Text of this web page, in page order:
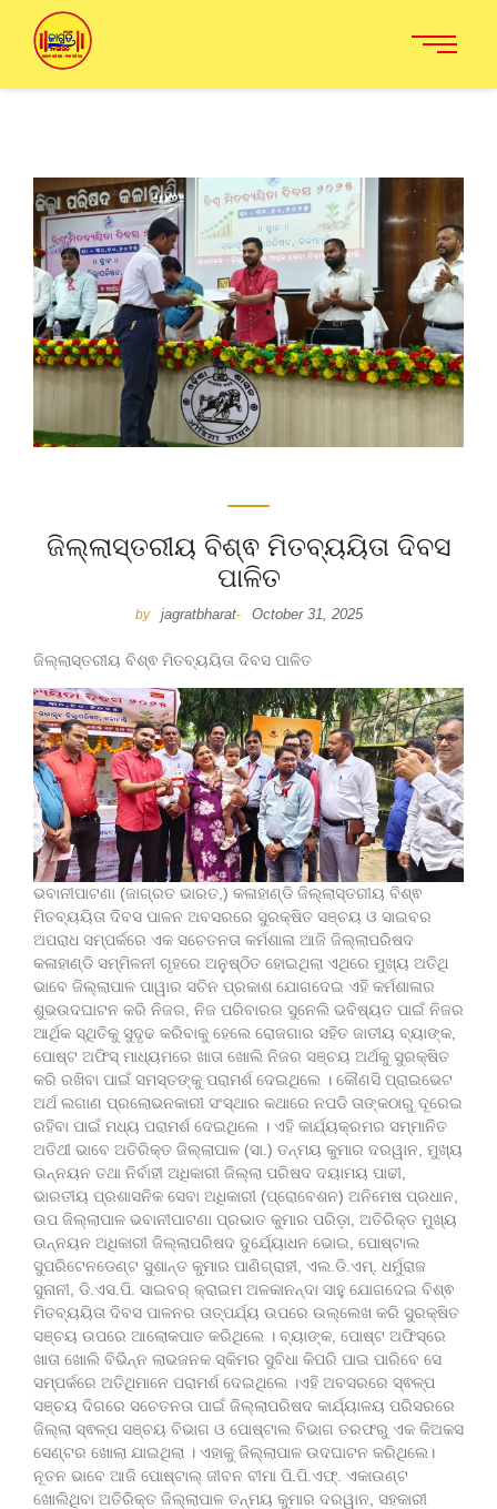
ଜିଲ୍ଲାସ୍ତରୀୟ ବିଶ୍ଵ ମିତବ୍ୟୟିତା ଦିବସ
ପାଳିତ
by jagratbharat- October 31, 2025
ଜିଲ୍ଲାସ୍ତରୀୟ ବିଶ୍ଵ ମିତବ୍ୟୟିତା ଦିବସ ପାଳିତ
ଭବାନୀପାଟଣା (ଜାଗ୍ରତ ଭାରତ,) କଳାହାଣ୍ଡି ଜିଲ୍ଲାସ୍ତରୀୟ ବିଶ୍ଵ
ମିତବ୍ୟୟିତା ଦିବସ ପାଳନ ଅବସରରେ ସୁରକ୍ଷିତ ସଞ୍ଚୟ ଓ ସାଇବର
ଅପରାଧ ସମ୍ପର୍କରେ ଏକ ସଚେତନତା କର୍ମଶାଳା ଆଜି ଜିଲ୍ଲାପରିଷଦ
କଳାହାଣ୍ଡି ସମ୍ମିଳନୀ ଗୃହରେ ଅନୁଷ୍ଠିତ ହୋଇଥିଲା ଏଥିରେ ମୁଖ୍ୟ ଅତିଥି
ଭାବେ ଜିଲ୍ଲାପାଳ ପାୱାର ସଚିନ ପ୍ରକାଶ ଯୋଗଦେଇ ଏହି କର୍ମଶାଳାର
ଶୁଭଉଦଘାଟନ କରି ନିଜର, ନିଜ ପରିବାରର ସୁନେଲି ଭବିଷ୍ୟତ ପାଇଁ ନିଜର
ଆର୍ଥିକ ସ୍ଥିତିକୁ ସୁଦୃଢ କରିବାକୁ ହେଲେ ରୋଜଗାର ସହିତ ଜାତୀୟ ବ୍ୟାଙ୍କ,
ପୋଷ୍ଟ ଅଫିସ୍‌ ମାଧ୍ୟମରେ ଖାତା ଖୋଲି ନିଜର ସଞ୍ଚୟ ଅର୍ଥକୁ ସୁରକ୍ଷିତ
କରି ରଖିବା ପାଇଁ ସମସ୍ତଙ୍କୁ ପରାମର୍ଶ ଦେଇଥିଲେ । କୌଣସି ପ୍ରାଇଭେଟ
ଅର୍ଥ ଲଗାଣ ପ୍ରଲୋଭନକାରୀ ସଂସ୍ଥାର କଥାରେ ନପଡି ତାଙ୍କଠାରୁ ଦୂରେଇ
ରହିବା ପାଇଁ ମଧ୍ୟ ପରାମର୍ଶ ଦେଇଥିଲେ । ଏହି କାର୍ଯ୍ୟକ୍ରମର ସମ୍ମାନିତ
ଅତିଥୀ ଭାବେ ଅତିରିକ୍ତ ଜିଲ୍ଲାପାଳ (ସା.) ତନ୍ମୟ କୁମାର ଦରୱାନ, ମୁଖ୍ୟ
ଉନ୍ନୟନ ତଥା ନିର୍ବାହୀ ଅଧିକାରୀ ଜିଲ୍ଲା ପରିଷଦ ଦୟାମୟ ପାଢୀ,
ଭାରତୀୟ ପ୍ରଶାସନିକ ସେବା ଅଧିକାରୀ (ପ୍ରୋବେଶନ) ଅନିମେଷ ପ୍ରଧାନ,
ଉପ ଜିଲ୍ଲାପାଳ ଭବାନୀପାଟଣା ପ୍ରଭାତ କୁମାର ପରିଡ଼ା, ଅତିରିକ୍ତ ମୁଖ୍ୟ
ଉନ୍ନୟନ ଅଧିକାରୀ ଜିଲ୍ଲାପରିଷଦ ଦୁର୍ଯ୍ୟୋଧନ ଭୋଇ, ପୋଷ୍ଟାଲ
ସୁପରିଟେନଡେଣ୍ଟ ସୁଶାନ୍ତ କୁମାର ପାଣିଗ୍ରାହୀ, ଏଲ.ଡି.ଏମ୍. ଧର୍ମୁରାଜ
ସୁନାନୀ, ଡି.ଏସ.ପି. ସାଇବର୍ କ୍ରାଇମ ଅଳକାନନ୍ଦା ସାହୁ ଯୋଗଦେଇ ବିଶ୍ଵ
ମିତବ୍ୟୟିତା ଦିବସ ପାଳନର ତାତ୍ପର୍ଯ୍ୟ ଉପରେ ଉଲ୍ଲେଖ କରି ସୁରକ୍ଷିତ
ସଞ୍ଚୟ ଉପରେ ଆଲୋକପାତ କରିଥିଲେ । ବ୍ୟାଙ୍କ, ପୋଷ୍ଟ ଅଫିସ୍‌ରେ
ଖାତା ଖୋଲି ବିଭିନ୍ନ ଲାଭଜନକ ସ୍କିମର ସୁବିଧା କିପରି ପାଇ ପାରିବେ ସେ
ସମ୍ପର୍କରେ ଅତିଥିମାନେ ପରାମର୍ଶ ଦେଇଥିଲେ ।ଏହି ଅବସରରେ ସ୍ଵଳ୍ପ
ସଞ୍ଚୟ ଦିଗରେ ସଚେତନତା ପାଇଁ ଜିଲ୍ଲାପରିଷଦ କାର୍ଯ୍ୟାଳୟ ପରିସରରେ
ଜିଲ୍ଲା ସ୍ଵଳ୍ପ ସଞ୍ଚୟ ବିଭାଗ ଓ ପୋଷ୍ଟାଲ ବିଭାଗ ତରଫରୁ ଏକ କିଅକସ
ସେଣ୍ଟର ଖୋଲା ଯାଇଥିଲା । ଏହାକୁ ଜିଲ୍ଲାପାଳ ଉଦଘାଟନ କରିଥିଲେ।
ନୂତନ ଭାବେ ଆଜି ପୋଷ୍ଟାଲ୍ ଜୀବନ ବୀମା ପି.ପି.ଏଫ୍. ଏକାଉଣ୍ଟ
ଖୋଲିଥିବା ଅତିରିକ୍ତ ଜିଲ୍ଲାପାଳ ତନ୍ମୟ କୁମାର ଦରୱାନ, ସହକାରୀ